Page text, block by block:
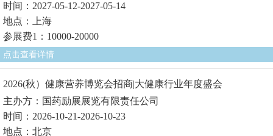
时间：2027-05-12-2027-05-14
地点：上海
参展费1：10000-20000
点击查看详情
2026(秋）健康营养博览会招商|大健康行业年度盛会
主办方：国药励展展览有限责任公司
时间：2026-10-21-2026-10-23
地点：北京